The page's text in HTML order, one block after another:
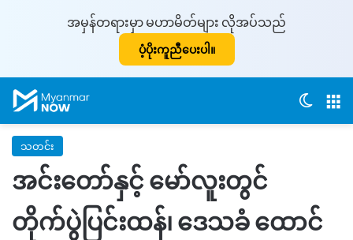
အမှန်တရားမှာ မဟာမိတ်များ လိုအပ်သည်
ပံ့ပိုးကူညီပေးပါ။
သတင်း
အင်းတော်နှင့် မော်လူးတွင်
တိုက်ပွဲပြင်းထန်၊ ဒေသခံ ထောင်